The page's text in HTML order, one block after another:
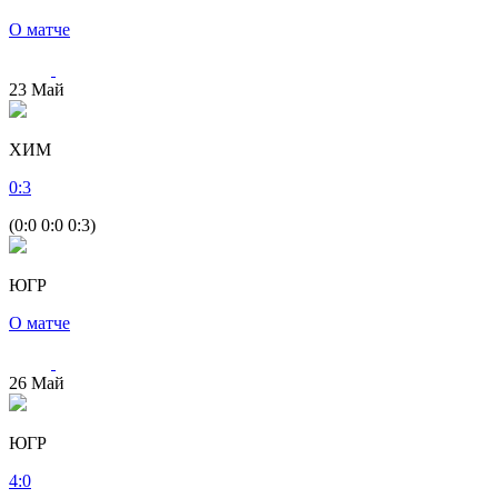
О матче
23 Май
ХИМ
0:3
(0:0 0:0 0:3)
ЮГР
О матче
26 Май
ЮГР
4:0